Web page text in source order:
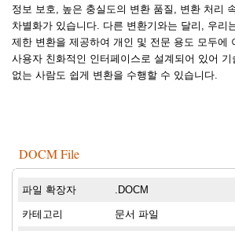
정보 보호, 높은 충실도의 변환 품질, 변환 처리
차별화가 있습니다. 다른 변환기와는 달리, 우리
제한 변환을 제공하여 개인 및 전문 용도 모두에
사용자 친화적인 인터페이스로 설계되어 있어
없는 사람도 쉽게 변환을 수행할 수 있습니다.
DOCM File
파일 확장자 .DOCM
카테고리 문서 파일